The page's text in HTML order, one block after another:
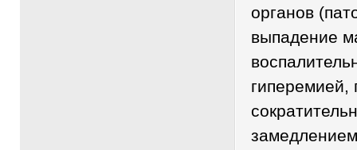
органов
выпадение